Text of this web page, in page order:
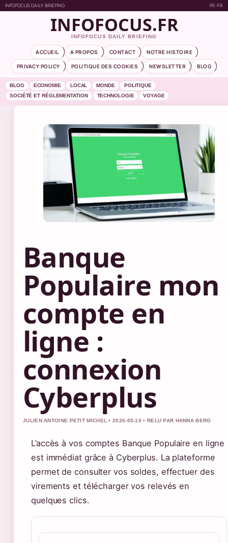
INFOFOCUS DAILY BRIEFING FR-FR
INFOFOCUS.FR
INFOFOCUS DAILY BRIEFING
ACCUEIL A PROPOS CONTACT
NOTRE HISTOIRE
PRIVACY POLICY
POLITIQUE DES COOKIES NEWSLETTER BLOG
BLOG ECONOMIE LOCAL MONDE
POLITIQUE
SOCIÉTÉ ET RÉGLEMENTATION
TECHNOLOGIE VOYAGE
Banque
Populaire mon
compte en
ligne :
connexion
Cyberplus
JULIEN ANTOINE PETIT MICHEL • 2026-05-10 • RELU PAR HANNA BERG
L’accès à vos comptes Banque Populaire en ligne
est immédiat grâce à Cyberplus. La plateforme
permet de consulter vos soldes, effectuer des
virements et télécharger vos relevés en
quelques clics.